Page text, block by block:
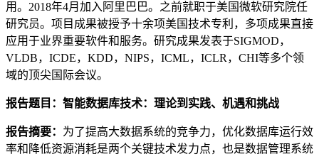
用。2018年4月加入阿里巴巴。之前就职于美国微软研究院任
研究员。项目成果被授予十余项美国技术专利，多项成果直接
应用于业界重要软件和服务。研究成果发表于SIGMOD，
VLDB，ICDE，KDD，NIPS，ICML，ICLR，CHI等多个领
域的顶尖国际会议。
报告题目：智能数据库技术：理论到实践、机遇和挑战
报告摘要： 为了提高大数据系统的竞争力，优化数据库运行效
率和降低资源消耗是两个关键技术发力点，也是数据管理系统